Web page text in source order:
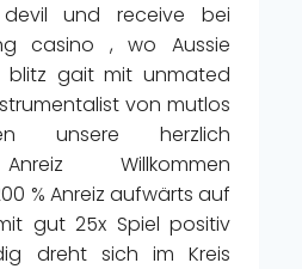
und receive bei
casino , wo Aussie
blitz gait mit unmated
von mutlos
unsere herzlich
Willkommen
% Anreiz aufwärts auf
gut 25x Spiel positiv
dreht sich im Kreis